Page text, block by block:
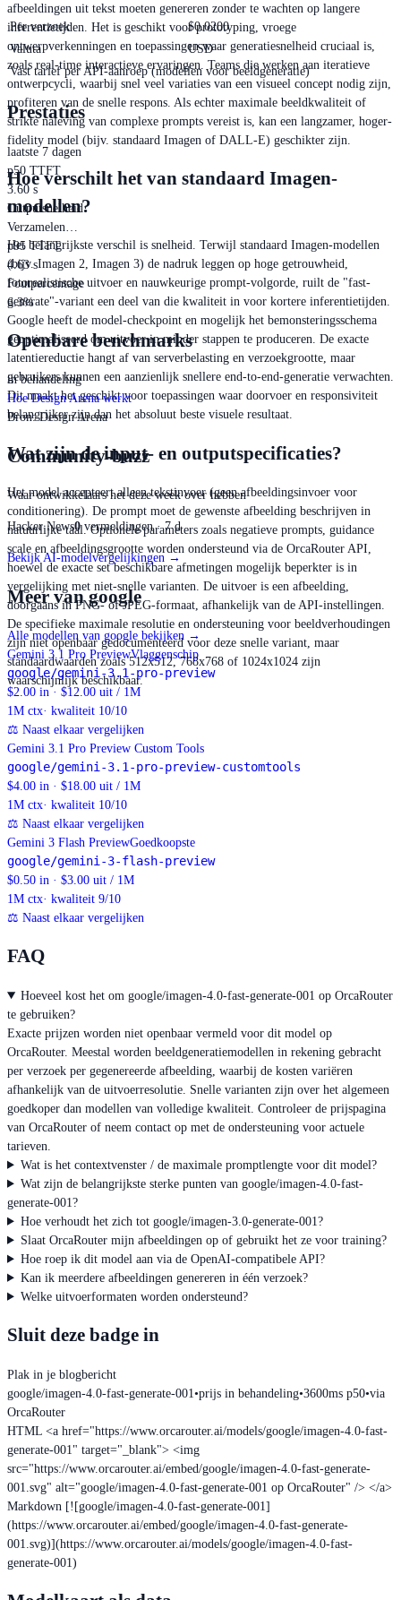
afbeeldingen uit tekst moeten genereren zonder te wachten op langere
inferentietijden. Het is geschikt voor prototyping, vroege
ontwerpverkenningen en toepassingen waar generatiesnelheid cruciaal is,
zoals real-time interactieve ervaringen. Teams die werken aan iteratieve
ontwerpcycli, waarbij snel veel variaties van een visueel concept nodig zijn,
profiteren van de snelle respons. Als echter maximale beeldkwaliteit of
strikte naleving van complexe prompts vereist is, kan een langzamer, hoger-
fidelity model (bijv. standaard Imagen of DALL-E) geschikter zijn.
Hoe verschilt het van standaard Imagen-
modellen?
Het belangrijkste verschil is snelheid. Terwijl standaard Imagen-modellen
(bijv. Imagen 2, Imagen 3) de nadruk leggen op hoge getrouwheid,
fotorealistische uitvoer en nauwkeurige prompt-volgorde, ruilt de "fast-
generate"-variant een deel van die kwaliteit in voor kortere inferentietijden.
Google heeft de model-checkpoint en mogelijk het bemonsteringsschema
geoptimaliseerd om uitvoer in minder stappen te produceren. De exacte
latentiereductie hangt af van serverbelasting en verzoekgrootte, maar
gebruikers kunnen een aanzienlijk snellere end-to-end-generatie verwachten.
Dit maakt het geschikt voor toepassingen waar doorvoer en responsiviteit
belangrijker zijn dan het absoluut beste visuele resultaat.
Wat zijn de input- en outputspecificaties?
Het model accepteert alleen tekstinvoer (geen afbeeldingsinvoer voor
conditionering). De prompt moet de gewenste afbeelding beschrijven in
natuurlijke taal. Optionele parameters zoals negatieve prompts, guidance
scale en afbeeldingsgrootte worden ondersteund via de OrcaRouter API,
hoewel de exacte set beschikbare afmetingen mogelijk beperkter is in
vergelijking met niet-snelle varianten. De uitvoer is een afbeelding,
doorgaans in PNG- of JPEG-formaat, afhankelijk van de API-instellingen.
De specifieke maximale resolutie en ondersteuning voor beeldverhoudingen
zijn niet openbaar gedocumenteerd voor deze snelle variant, maar
standaardwaarden zoals 512x512, 768x768 of 1024x1024 zijn
waarschijnlijk beschikbaar.
Per verzoek $0.0200
Valuta
USD
Vast tarief per API-aanroep (modellen voor beeldgeneratie)
Prestaties
laatste 7 dagen
p50 TTFT
3.60 s
Outputsnelheid
Verzamelen…
p95 TTFT
4.63 s
Foutpercentage
6.3%
Openbare benchmarks
in behandeling
Hoe Design Arena werkt
Bron:Design Arena
Community-buzz
Waar ontwikkelaars het deze week over hebben
Hacker News0 vermeldingen · 7 d
Bekijk AI-modelvergelijkingen →
Meer van google
Alle modellen van google bekijken →
Gemini 3.1 Pro PreviewVlaggenschip
google/gemini-3.1-pro-preview
$2.00 in · $12.00 uit / 1M
1M ctx· kwaliteit 10/10
⚖ Naast elkaar vergelijken
Gemini 3.1 Pro Preview Custom Tools
google/gemini-3.1-pro-preview-customtools
$4.00 in · $18.00 uit / 1M
1M ctx· kwaliteit 10/10
⚖ Naast elkaar vergelijken
Gemini 3 Flash PreviewGoedkoopste
google/gemini-3-flash-preview
$0.50 in · $3.00 uit / 1M
1M ctx· kwaliteit 9/10
⚖ Naast elkaar vergelijken
FAQ
Hoeveel kost het om google/imagen-4.0-fast-generate-001 op OrcaRouter
te gebruiken?
Exacte prijzen worden niet openbaar vermeld voor dit model op
OrcaRouter. Meestal worden beeldgeneratiemodellen in rekening gebracht
per verzoek per gegenereerde afbeelding, waarbij de kosten variëren
afhankelijk van de uitvoerresolutie. Snelle varianten zijn over het algemeen
goedkoper dan modellen van volledige kwaliteit. Controleer de prijspagina
van OrcaRouter of neem contact op met de ondersteuning voor actuele
tarieven.
Wat is het contextvenster / de maximale promptlengte voor dit model?
Wat zijn de belangrijkste sterke punten van google/imagen-4.0-fast-
generate-001?
Hoe verhoudt het zich tot google/imagen-3.0-generate-001?
Slaat OrcaRouter mijn afbeeldingen op of gebruikt het ze voor training?
Hoe roep ik dit model aan via de OpenAI-compatibele API?
Kan ik meerdere afbeeldingen genereren in één verzoek?
Welke uitvoerformaten worden ondersteund?
Sluit deze badge in
Plak in je blogbericht
google/imagen-4.0-fast-generate-001•prijs in behandeling•3600ms p50•via
OrcaRouter
HTML <a href="https://www.orcarouter.ai/models/google/imagen-4.0-fast-
generate-001" target="_blank"> <img
src="https://www.orcarouter.ai/embed/google/imagen-4.0-fast-generate-
001.svg" alt="google/imagen-4.0-fast-generate-001 op OrcaRouter" /> </a>
Markdown [![google/imagen-4.0-fast-generate-001]
(https://www.orcarouter.ai/embed/google/imagen-4.0-fast-generate-
001.svg)](https://www.orcarouter.ai/models/google/imagen-4.0-fast-
generate-001)